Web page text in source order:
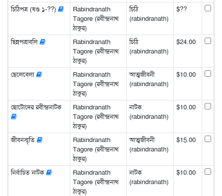
চিঠিপত্র (খণ্ড ১-??)
Rabindranath
Tagore (রবীন্দ্রনাথ
ঠাকুর)
চিঠি
(rabindranath)
$??
ছিন্নপত্রাবলি
Rabindranath
Tagore (রবীন্দ্রনাথ
ঠাকুর)
চিঠি
(rabindranath)
$24.00
ছেলেবেলা
Rabindranath
Tagore (রবীন্দ্রনাথ
ঠাকুর)
আত্মজীবনী
(rabindranath)
$10.00
ছোটোদের রবীন্দ্রনাটক
Rabindranath
Tagore (রবীন্দ্রনাথ
ঠাকুর)
নাটক
(rabindranath)
$10.00
জীবনস্মৃতি
Rabindranath
Tagore (রবীন্দ্রনাথ
ঠাকুর)
আত্মজীবনী
(rabindranath)
$15.00
নির্বাচিত নাটক
Rabindranath
Tagore (রবীন্দ্রনাথ
ঠাকুর)
নাটক
(rabindranath)
$10.00